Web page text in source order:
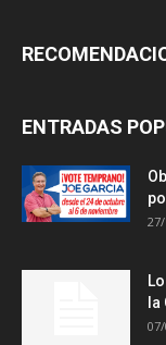
ENTRADAS
la